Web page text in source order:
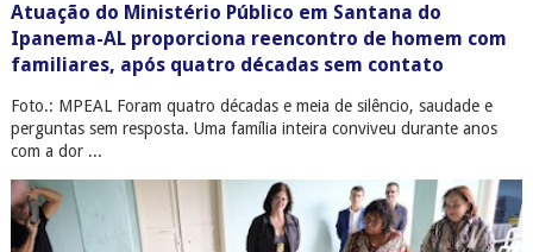
Atuação do Ministério Público em Santana do
Ipanema-AL proporciona reencontro de homem com
familiares, após quatro décadas sem contato
Foto.: MPEAL Foram quatro décadas e meia de silêncio, saudade e
perguntas sem resposta. Uma família inteira conviveu durante anos
com a dor ...